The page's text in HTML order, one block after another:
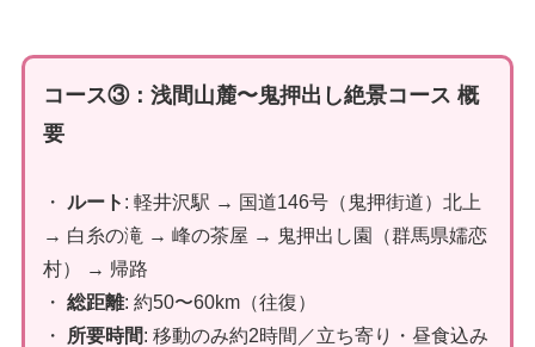
コース③：浅間山麓〜鬼押出し絶景コース 概
要
・ ルート : 軽井沢駅 → 国道146号（鬼押街道）北上
→ 白糸の滝 → 峰の茶屋 → 鬼押出し園（群馬県嬬恋
村） → 帰路
・ 総距離: 約50〜60km（往復）
・
所要時間: 移動のみ約2時間／立ち寄り・昼食込み